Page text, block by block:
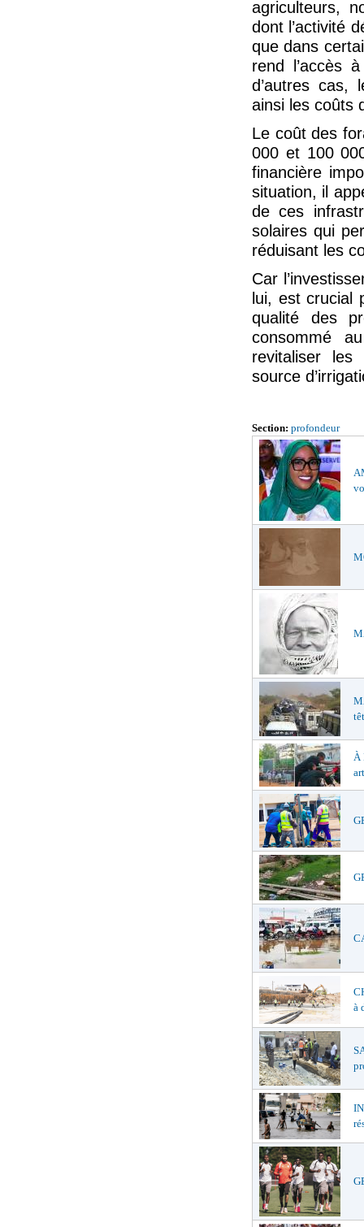
agriculteurs,
dont l’activité
que dans
rend l’accès
d’autres cas,
ainsi les coûts
Le coût des
000 et 100
financière
situation, il
de ces
solaires qui
réduisant les
Car
lui, est crucial
qualité des
consommé
revitaliser les
source
Section: profondeur
À
à